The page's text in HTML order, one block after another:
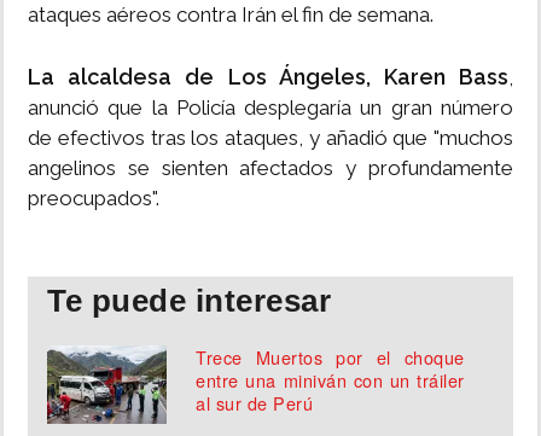
ataques aéreos contra Irán el fin de semana.
La alcaldesa de Los Ángeles, Karen Bass,
anunció que la Policía desplegaría un gran número
de efectivos tras los ataques, y añadió que "muchos
angelinos se sienten afectados y profundamente
preocupados".
Te puede interesar
Trece Muertos por el choque
entre una miniván con un tráiler
al sur de Perú